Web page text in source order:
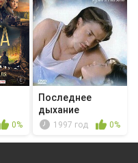
0%
Последнее
дыхание
1997 год 0%